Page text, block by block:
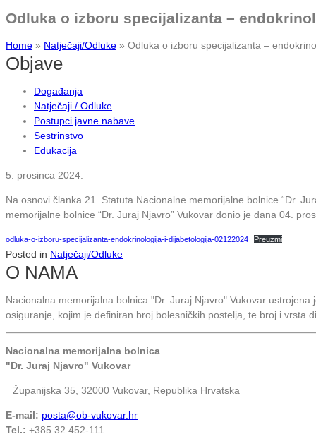
Odluka o izboru specijalizanta –
Home » Natječaji/Odluke » Odluka o izboru specijalizanta –
Objave
Događanja
Natječaji / Odluke
Postupci javne nabave
Sestrinstvo
Edukacija
5. prosinca 2024.
Na osnovi članka 21. Statuta Nacionalne memorijalne bolnice “Dr.
memorijalne bolnice “Dr. Juraj Njavro” Vukovar donio je dana 04.
odluka-o-izboru-specijalizanta-endokrinologija-i-dijabetologija-02122024 Preuzmi
Posted in Natječaji/Odluke
O NAMA
Nacionalna memorijalna bolnica "Dr. Juraj Njavro" Vukovar
osiguranje, kojim je definiran broj bolesničkih postelja, te broj i vrsta
Nacionalna memorijalna bolnica
"Dr. Juraj Njavro" Vukovar
Županijska 35, 32000 Vukovar, Republika Hrvatska
E-mail: posta@ob-vukovar.hr
Tel.: +385 32 452-111